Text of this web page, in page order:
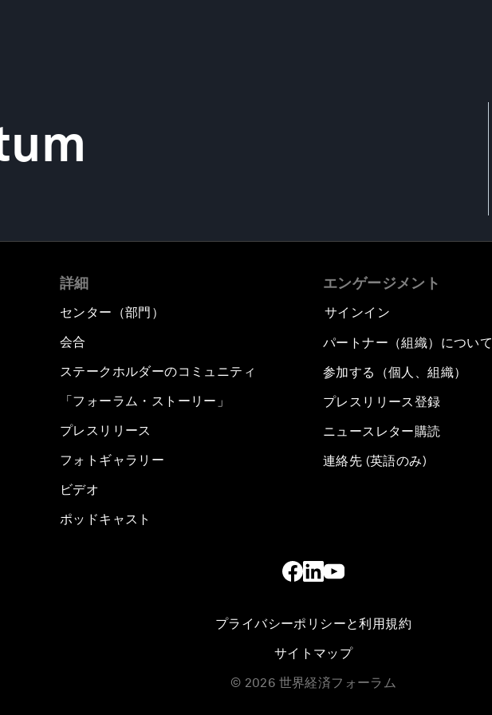
詳細
センター（部門）
会合
ステークホルダーのコミュニティ
「フォーラム・ストーリー」
プレスリリース
フォトギャラリー
ビデオ
ポッドキャスト
エンゲージメント
サインイン
パートナー（組織）について
参加する（個人、組織）
プレスリリース登録
ニュースレター購読
連絡先 (英語のみ)
プライバシーポリシーと利用規約
サイトマップ
© 2026 世界経済フォーラム